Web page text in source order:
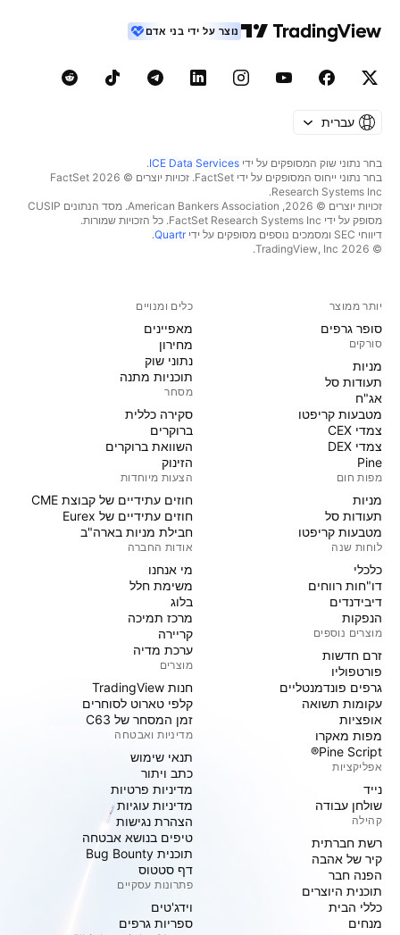
נוצר על ידי בני אדם
עברית
בחר נתוני שוק המסופקים על ידי ICE Data Services
.
בחר נתוני ייחוס המסופקים על ידי FactSet. זכויות יוצרים © 2026 ‏FactSet
Research Systems Inc.‏
זכויות יוצרים © 2026, ‏American Bankers Association. מסד הנתונים CUSIP
מסופק על ידי FactSet Research Systems Inc. כל הזכויות שמורות.
דיווחי SEC ומסמכים נוספים מסופקים על ידי
Quartr
.
© 2026 ‏TradingView, Inc.‏
יותר ממוצר
סופר גרפים
סורקים
מניות‏
תעודות סל
אג"ח
מטבעות קריפטו
צמדי CEX
צמדי DEX
Pine
מפות חום
מניות‏
תעודות סל
מטבעות קריפטו
לוחות שנה
כלכלי
דו"חות רווחים
דיבידנדים
הנפקות
מוצרים נוספים
זרם חדשות
פורטפוליו
גרפים פונדמנטליים
עקומות תשואה
אופציות
מפות מאקרו
Pine Script®
אפליקציות
נייד
שולחן עבודה
קהילה
רשת חברתית
קיר של אהבה
הפנה חבר
תוכנית היוצרים
כללי הבית
מנחים
כלים ומנויים
מאפיינים
מחירון
נתוני שוק
תוכניות מתנה
מסחר
סקירה כללית
ברוקרים
השוואת ברוקרים
הזינוק
הצעות מיוחדות
חוזים עתידיים של קבוצת CME
חוזים עתידיים של Eurex
חבילת מניות בארה"ב
אודות החברה
מי אנחנו
משימת חלל
בלוג
מרכז תמיכה
קריירה
ערכת מדיה
מוצרים
חנות TradingView
קלפי טארוט לסוחרים
זמן המסחר של C63
מדיניות ואבטחה
תנאי שימוש
כתב ויתור
מדיניות פרטיות
מדיניות עוגיות
הצהרת נגישות
טיפים בנושא אבטחה
תוכנית Bug Bounty
דף סטטוס
פתרונות עסקיים
וידג'טים
ספריות גרפים